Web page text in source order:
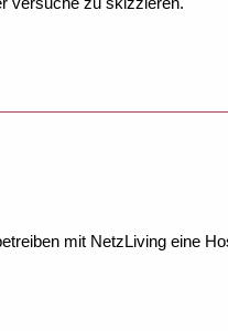
mit NetzLiving eine